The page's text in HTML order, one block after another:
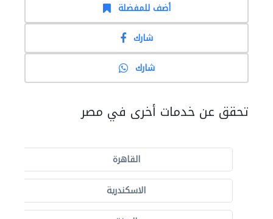
أضف للمفضلة
شارك
شارك
تحقق عن خدمات أخرى في مصر
القاهرة
الاسكندرية